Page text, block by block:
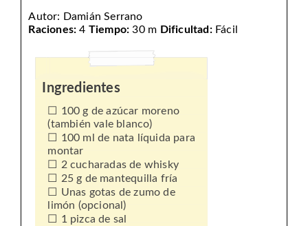
Autor: Damián Serrano
Raciones: 4 Tiempo: 30 m Dificultad:Fácil
Ingredientes
100 g de azúcar moreno
(también vale blanco)
100 ml de nata líquida para
montar
2 cucharadas de whisky
25 g de mantequilla fría
Unas gotas de zumo de
limón (opcional)
1 pizca de sal